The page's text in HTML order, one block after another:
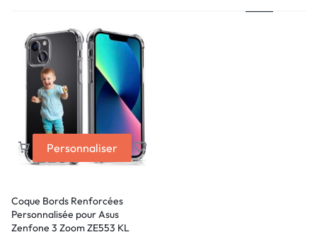
Personnaliser
Coque Bords Renforcées
Personnalisée pour Asus
Zenfone 3 Zoom ZE553 KL